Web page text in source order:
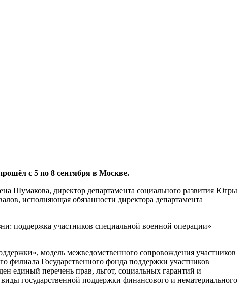
с 5 по 8 сентября в Москве.
Шумакова, директор департамента социального развития Югры
исполняющая обязанности директора департамента
поддержка участников специальной военной операции»
модель межведомственного сопровождения участников
филиала Государственного фонда поддержки участников
единый перечень прав, льгот, социальных гарантий и
государственной поддержки финансового и нематериального